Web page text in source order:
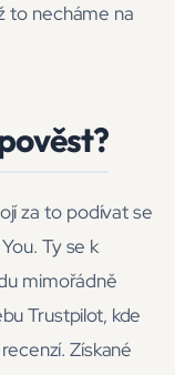
to necháme na
za to podívat se
Ty se k
mimořádně
Trustpilot, kde
Získané